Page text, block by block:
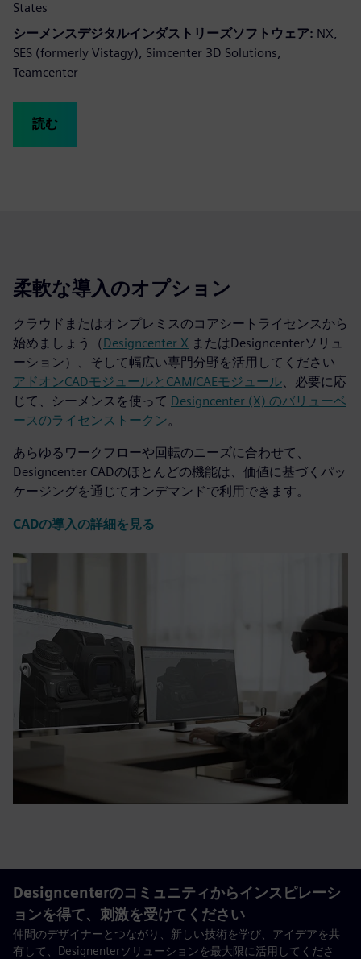
States
シーメンスデジタルインダストリーズソフトウェア: NX,
SES (formerly Vistagy), Simcenter 3D Solutions,
Teamcenter
読む
柔軟な導入のオプション
クラウドまたはオンプレミスのコアシートライセンスから
始めましょう（ Designcenter X またはDesigncenterソリュ
ーション）、そして幅広い専門分野を活用してください
アドオンCADモジュールとCAM/CAEモジュール、必要に応
じて、シーメンスを使って Designcenter (X) のバリューベ
ースのライセンストークン。
あらゆるワークフローや回転のニーズに合わせて、
Designcenter CADのほとんどの機能は、価値に基づくパッ
ケージングを通じてオンデマンドで利用できます。
CADの導入の詳細を見る
Designcenterのコミュニティからインスピレーシ
ョンを得て、刺激を受けてください
仲間のデザイナーとつながり、新しい技術を学び、アイデアを共
有して、Designenterソリューションを最大限に活用してくださ